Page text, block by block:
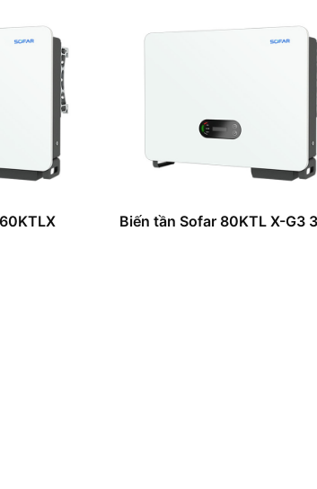
Biến tần Sofar 80KTL X-G3